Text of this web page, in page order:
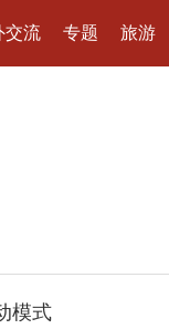
交流 专题 旅游
模式